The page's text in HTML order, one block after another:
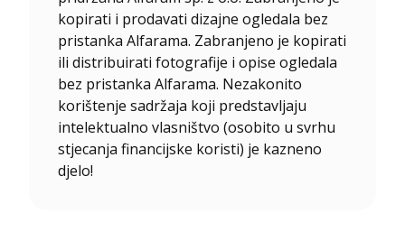
kopirati i prodavati dizajne ogledala bez
pristanka Alfarama. Zabranjeno je kopirati
ili distribuirati fotografije i opise ogledala
bez pristanka Alfarama. Nezakonito
korištenje sadržaja koji predstavljaju
intelektualno vlasništvo (osobito u svrhu
stjecanja financijske koristi) je kazneno
djelo!